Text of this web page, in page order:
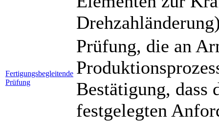
Fertigungsbegleitende
Prüfung
Prüfung, die an
Bestätigung, dass
festgelegten